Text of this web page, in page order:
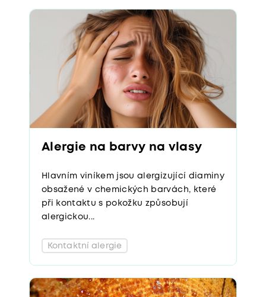
Alergie na barvy na vlasy
Hlavním viníkem jsou alergizující diaminy
obsažené v chemických barvách, které
při kontaktu s pokožku způsobují
alergickou...
Kontaktní alergie